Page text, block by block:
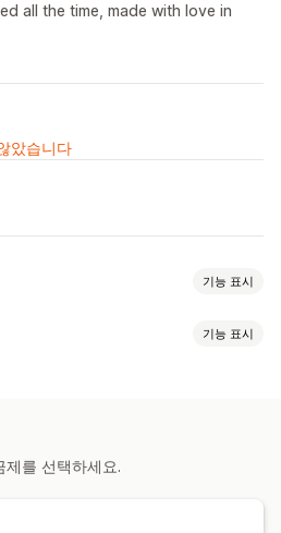
all the time, made with love in
았습니다
기능 표시
기능 표시
제를 선택하세요.